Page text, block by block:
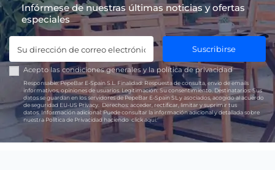
Infórmese de nuestras últimas noticias y ofertas
especiales
Suscribirse
Acepto las condiciones generales y lapolítica de privacidad
Responsable:PepeBar E-Spain S.L. Finalidad: Respuesta de consulta, envío de emails
informativos, opiniones de usuarios. Legitimación: Su consentimiento. Destinatarios: Sus
datos se guardan en los servidores de PepeBar E-Spain SL y asociados, acogido al acuerdo
de seguridad EU-US Privacy.
Derechos: acceder, rectificar, limitar y suprimir tus
datos. Información adicional:Puede consultar la información adicional y detallada sobre
nuestra Política de Privacidad haciendoclick aquí.